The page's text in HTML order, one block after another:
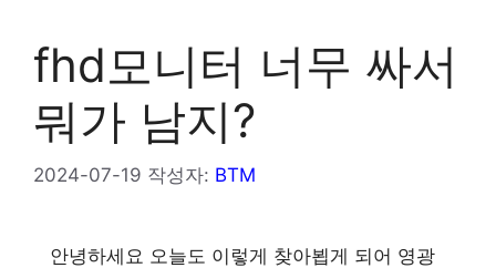
fhd모니터 너무 싸서
뭐가 남지?
2024-07-19 작성자: BTM
안녕하세요 오늘도 이렇게 찾아뵙게 되어 영광